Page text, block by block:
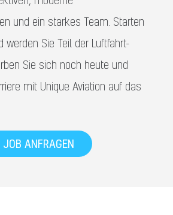
und ein starkes Team. Starten
werden Sie Teil der Luftfahrt-
Sie sich noch heute und
mit Unique Aviation auf das
ANFRAGEN